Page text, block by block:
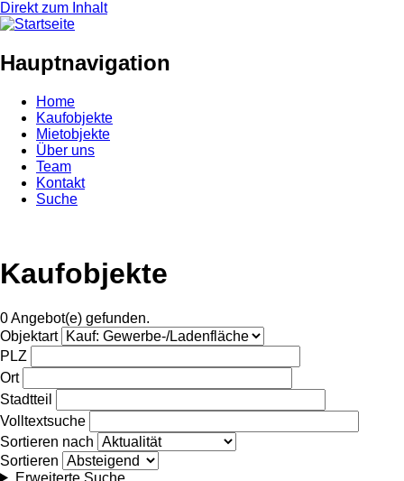
Direkt zum Inhalt
Hauptnavigation
Home
Kaufobjekte
Mietobjekte
Über uns
Team
Kontakt
Suche
Kaufobjekte
0 Angebot(e) gefunden.
Objektart
PLZ
Ort
Stadtteil
Volltextsuche
Sortieren nach
Sortieren
Erweiterte Suche